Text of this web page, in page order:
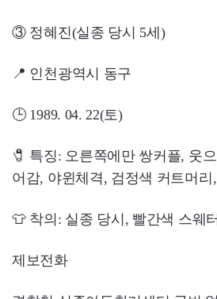
③ 정혜진(실종 당시 5세)
📍 인천광역시 동구
🕒 1989. 04. 22(토)
🧷 특징: 오른쪽에만 쌍커플, 웃
어감, 야윈체격, 검정색 커트머리
👕 착의: 실종 당시, 빨간색 스웨
제보전화